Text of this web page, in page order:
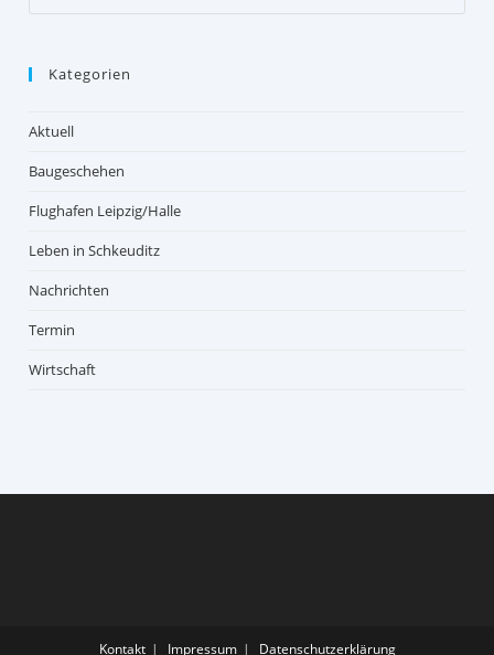
Kategorien
Aktuell
Baugeschehen
Flughafen Leipzig/Halle
Leben in Schkeuditz
Nachrichten
Termin
Wirtschaft
Kontakt Impressum Datenschutzerklärung